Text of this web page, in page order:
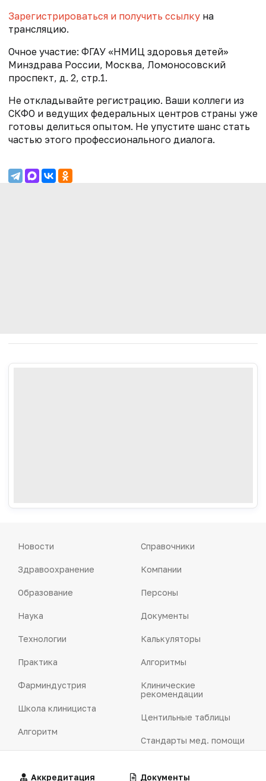
Зарегистрироваться и получить ссылку на
трансляцию.
Очное участие: ФГАУ «НМИЦ здоровья детей»
Минздрава России, Москва, Ломоносовский
проспект, д. 2, стр.1.
Не откладывайте регистрацию. Ваши коллеги из
СКФО и ведущих федеральных центров страны уже
готовы делиться опытом. Не упустите шанс стать
частью этого профессионального диалога.
Новости
Здравоохранение
Образование
Наука
Технологии
Практика
Фарминдустрия
Школа клинициста
Алгоритм
Лекторий
Справочники
Компании
Персоны
Документы
Калькуляторы
Алгоритмы
Клинические
рекомендации
Центильные таблицы
Стандарты мед. помощи
Алгоритмы Калькуляторы
Аккредитация Документы